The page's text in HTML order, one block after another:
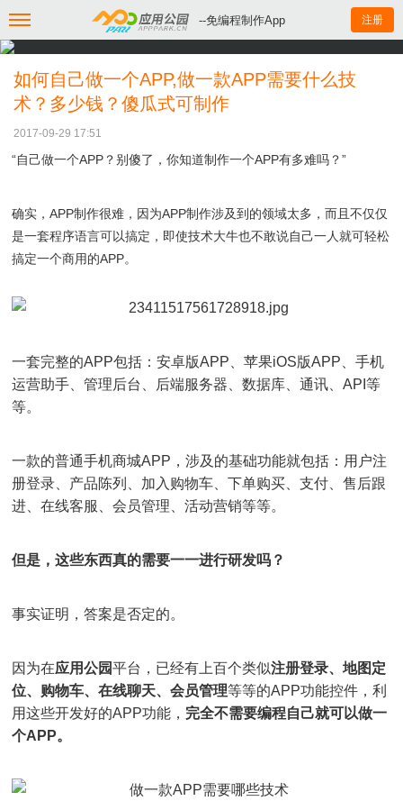
--免编程制作App 注册
如何自己做一个APP,做一款APP需要什么技
术？多少钱？傻瓜式可制作
2017-09-29 17:51
“自己做一个APP？别傻了，你知道制作一个APP有多难吗？”
确实，APP制作很难，因为APP制作涉及到的领域太多，而且不仅仅
是一套程序语言可以搞定，即使技术大牛也不敢说自己一人就可轻松
搞定一个商用的APP。
一套完整的APP包括：安卓版APP、苹果iOS版APP、手机
运营助手、管理后台、后端服务器、数据库、通讯、API等
等。
一款的普通手机商城APP，涉及的基础功能就包括：用户注
册登录、产品陈列、加入购物车、下单购买、支付、售后跟
进、在线客服、会员管理、活动营销等等。
但是，这些东西真的需要一一进行研发吗？
事实证明，答案是否定的。
因为在应用公园平台，已经有上百个类似注册登录、地图定
位、购物车、在线聊天、会员管理等等的APP功能控件，利
用这些开发好的APP功能， 完全不需要编程自己就可以做一
个APP。